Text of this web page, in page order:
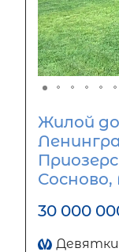
Жилой
Сосново,
30 000